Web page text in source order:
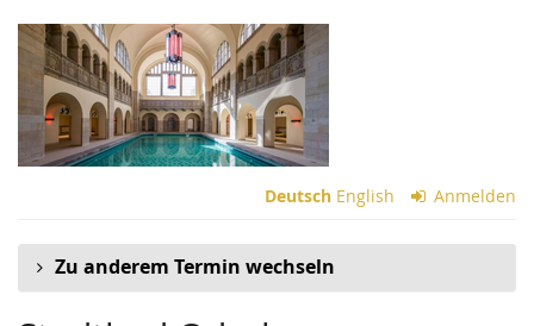
Zum
Haupt-
Inhalt
springen
Deutsch English Anmelden
Zu anderem Termin wechseln